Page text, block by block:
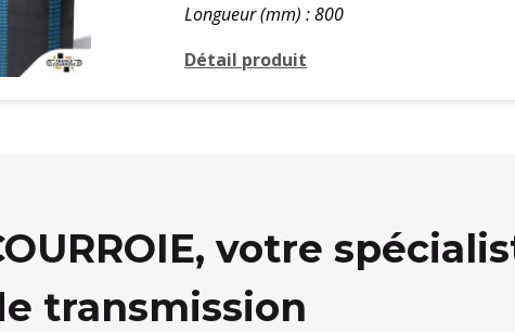
Longueur (mm) : 800
Détail produit
votre
transmission